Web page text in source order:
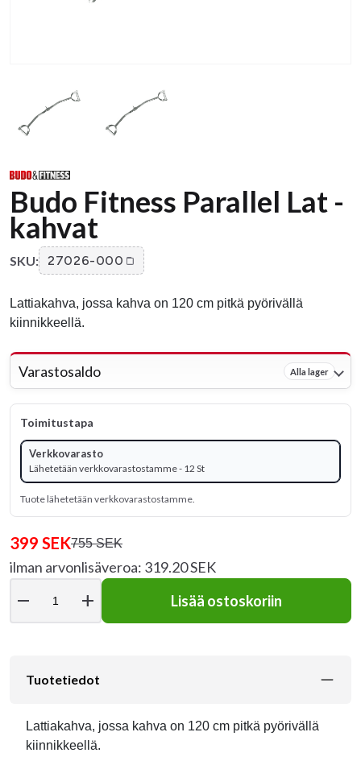
Budo Fitness Parallel Lat -
kahvat
SKU: 27026-000
Lattiakahva, jossa kahva on 120 cm pitkä pyörivällä
kiinnikkeellä.
Varastosaldo Alla lager
Toimitustapa
Verkkovarasto
Lähetetään verkkovarastostamme - 12 St
Tuote lähetetään verkkovarastostamme.
399 SEK755 SEK
ilman arvonlisäveroa: 319.20 SEK
remove add Lisää ostoskoriin
Tuotetiedot
Lattiakahva, jossa kahva on 120 cm pitkä pyörivällä
kiinnikkeellä.